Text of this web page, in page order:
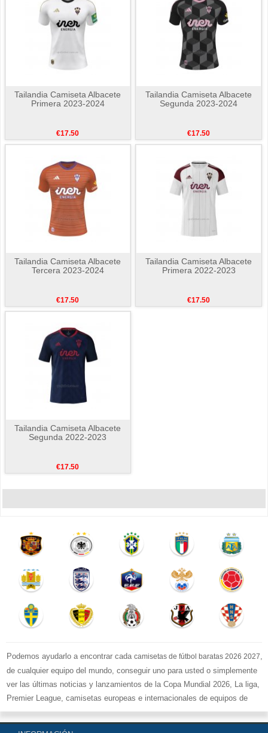
Tailandia Camiseta Albacete
Primera 2023-2024
€17.50
Tailandia Camiseta Albacete
Segunda 2023-2024
€17.50
Tailandia Camiseta Albacete
Tercera 2023-2024
€17.50
Tailandia Camiseta Albacete
Primera 2022-2023
€17.50
Tailandia Camiseta Albacete
Segunda 2022-2023
€17.50
Podemos ayudarlo a encontrar cada camisetas de fútbol baratas 2026 2027,
de cualquier equipo del mundo, conseguir uno para usted o simplemente
ver las últimas noticias y lanzamientos de la Copa Mundial 2026, La liga,
Premier League, camisetas europeas e internacionales de equipos de
fútbol y kits.
Comprecamisetas de fútbol baratas replicasen la tienda deportiva